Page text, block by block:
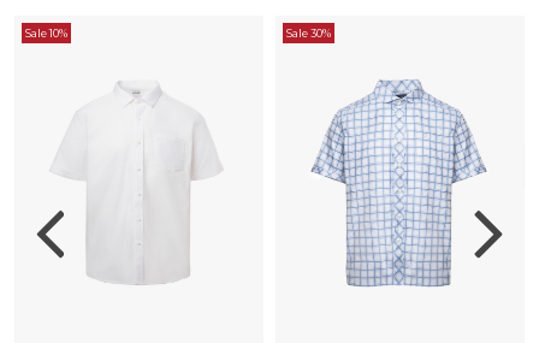
Sale 10% Sale 30%